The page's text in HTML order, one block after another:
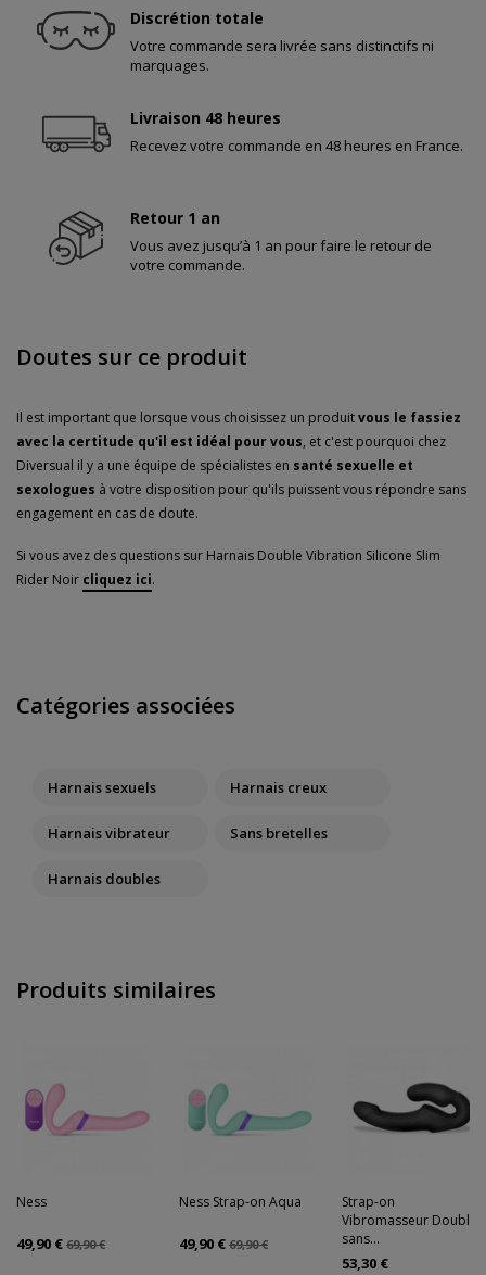
Discrétion totale
Votre commande sera livrée sans distinctifs ni
marquages.
Livraison 48 heures
Recevez votre commande en 48 heures en France.
Retour 1 an
Vous avez jusqu’à 1 an pour faire le retour de
votre commande.
Doutes sur ce produit
Il est important que lorsque vous choisissez un produitvous le fassiez
avec la certitude qu'il est idéal pour vous, et c'est pourquoi chez
Diversual il y a une équipe de spécialistes en santé sexuelle et
sexologues à votre disposition pour qu'ils puissent vous répondre sans
engagement en cas de doute.
Si vous avez des questions sur Harnais Double Vibration Silicone Slim
Rider Noir cliquez ici.
Catégories associées
Harnais sexuels Harnais creux
Harnais vibrateur Sans bretelles
Harnais doubles
Produits similaires
Ness
49,90 € 69,90 €
Ness Strap-on Aqua
49,90 € 69,90 €
Strap-on
Vibromasseur Double
sans...
53,30 €